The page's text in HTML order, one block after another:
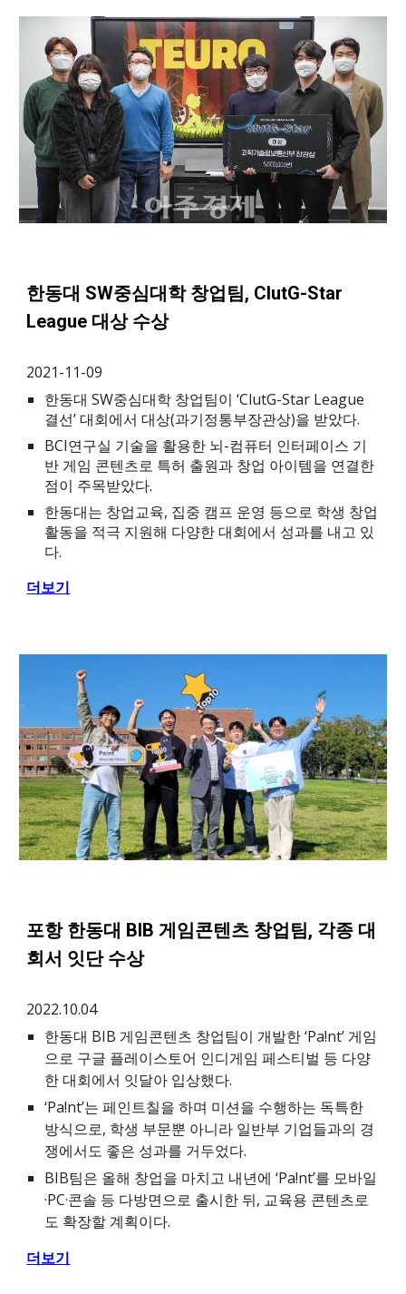
한동대 SW중심대학 창업팀, ClutG-Star
League 대상 수상
2021-11-09
한동대 SW중심대학 창업팀이 ‘ClutG-Star League
결선’ 대회에서 대상(과기정통부장관상)을 받았다.
BCI연구실 기술을 활용한 뇌-컴퓨터 인터페이스 기
반 게임 콘텐츠로 특허 출원과 창업 아이템을 연결한
점이 주목받았다.
한동대는 창업교육, 집중 캠프 운영 등으로 학생 창업
활동을 적극 지원해 다양한 대회에서 성과를 내고 있
다.
더보기
포항 한동대 BIB 게임콘텐츠 창업팀, 각종 대
회서 잇단 수상
2022.10.04
한동대 BIB 게임콘텐츠 창업팀이 개발한 ‘Pa!nt’ 게임
으로 구글 플레이스토어 인디게임 페스티벌 등 다양
한 대회에서 잇달아 입상했다.
‘Pa!nt’는 페인트칠을 하며 미션을 수행하는 독특한
방식으로, 학생 부문뿐 아니라 일반부 기업들과의 경
쟁에서도 좋은 성과를 거두었다.
BIB팀은 올해 창업을 마치고 내년에 ‘Pa!nt’를 모바일
·PC·콘솔 등 다방면으로 출시한 뒤, 교육용 콘텐츠로
도 확장할 계획이다.
더보기